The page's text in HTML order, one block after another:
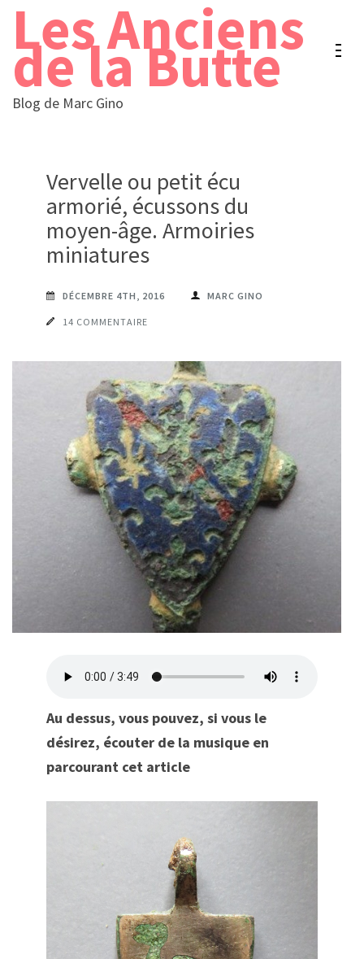
Aller
contenu
(Pressez
Entrée)
Les Anciens
de la Butte
Blog de Marc Gino
Vervelle ou petit écu
armorié, écussons du
moyen-âge. Armoiries
miniatures
DÉCEMBRE 4TH, 2016 MARC GINO
14 COMMENTAIRE
Au dessus, vous pouvez, si vous le
désirez, écouter de la musique en
parcourant cet article